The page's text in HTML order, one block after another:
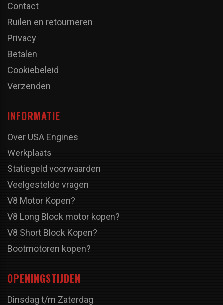
Contact
Ruilen en retourneren
Privacy
Betalen
Cookiebeleid
Verzenden
INFORMATIE
Over USA Engines
Werkplaats
Statiegeld voorwaarden
Veelgestelde vragen
V8 Motor Kopen?
V8 Long Block motor kopen?
V8 Short Block Kopen?
Bootmotoren kopen?
OPENINGSTIJDEN
Dinsdag t/m Zaterdag